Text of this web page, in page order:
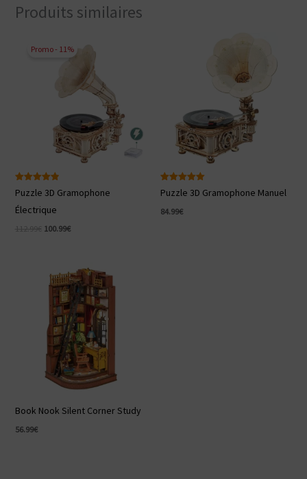
Produits similaires
Promo - 11%
Note
4.86
sur 5
Puzzle 3D Gramophone
Électrique
Le
112.99€.
100.99€Le
100.99€.
Note
5.00
Puzzle 3D Gramophone Manuel
84.99€
Book Nook Silent Corner Study
56.99€